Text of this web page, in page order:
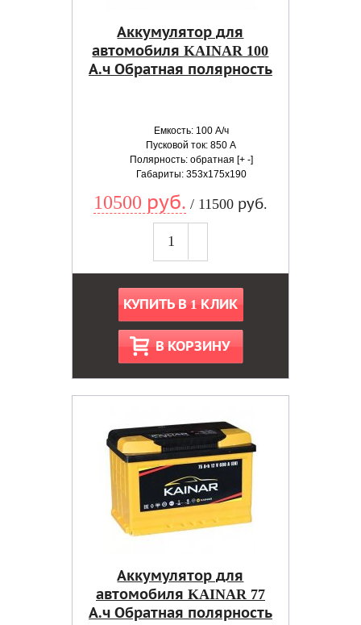
Аккумулятор для
автомобиля KAINAR 100
А.ч Обратная полярность
Емкость: 100 А/ч
Пусковой ток: 850 А
Полярность: обратная [+ -]
Габариты: 353x175x190
10500 руб. / 11500 руб.
КУПИТЬ В 1 КЛИК
В КОРЗИНУ
Аккумулятор для
автомобиля KAINAR 77
А.ч Обратная полярность